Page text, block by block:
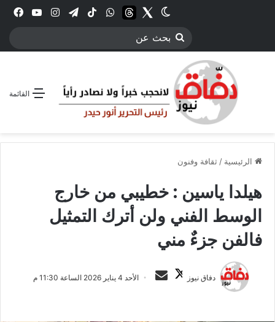
انستقرامتيلقرام‫TikTokواتسابthreadsTwitter
الوضع المظلم
بحث
القائمة
الرئيسية /ثقافة وفنون
هيلدا ياسين : خطيبي من خارج
الوسط الفني ولن أترك التمثيل
فالفن جزءٌ مني
دفاق نيوز
ت
الأحد 4 يناير 2026 الساعة 11:30 م